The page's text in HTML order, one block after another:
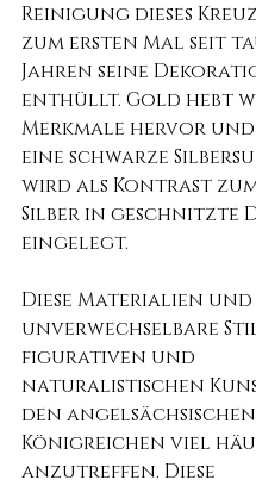
Reinigung dieses
zum ersten Mal seit
Jahren seine
enthüllt. Gold hebt
Merkmale hervor
eine schwarze
wird als Kontrast
Silber in geschnitzte
eingelegt.
Diese Materialien
unverwechselbare
figurativen und
naturalistischen
den angelsächsischen
Königreichen viel
anzutreffen. Diese